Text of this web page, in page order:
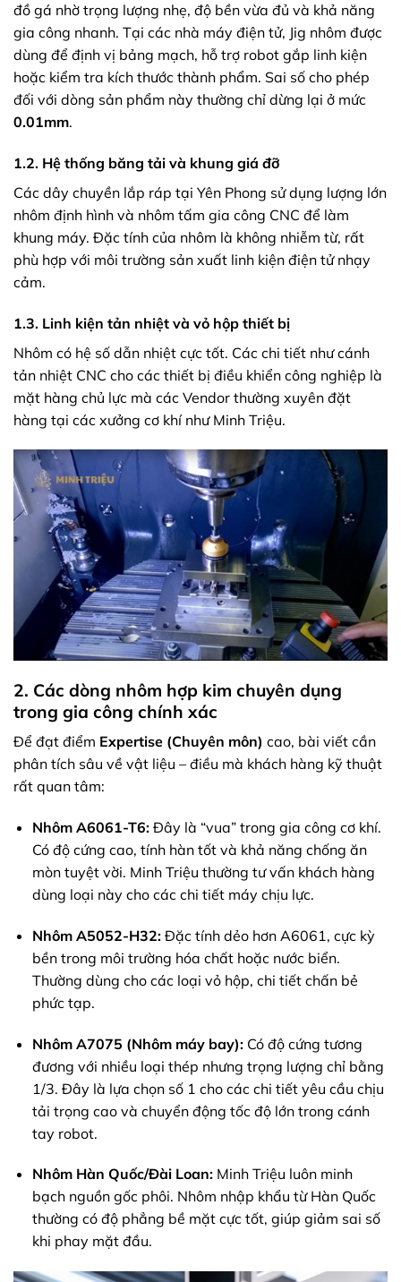
đồ gá nhờ trọng lượng nhẹ, độ bền vừa đủ và khả năng
gia công nhanh. Tại các nhà máy điện tử, Jig nhôm được
dùng để định vị bảng mạch, hỗ trợ robot gắp linh kiện
hoặc kiểm tra kích thước thành phẩm. Sai số cho phép
đối với dòng sản phẩm này thường chỉ dừng lại ở mức
0.01mm.
1.2. Hệ thống băng tải và khung giá đỡ
Các dây chuyền lắp ráp tại Yên Phong sử dụng lượng lớn
nhôm định hình và nhôm tấm gia công CNC để làm
khung máy. Đặc tính của nhôm là không nhiễm từ, rất
phù hợp với môi trường sản xuất linh kiện điện tử nhạy
cảm.
1.3. Linh kiện tản nhiệt và vỏ hộp thiết bị
Nhôm có hệ số dẫn nhiệt cực tốt. Các chi tiết như cánh
tản nhiệt CNC cho các thiết bị điều khiển công nghiệp là
mặt hàng chủ lực mà các Vendor thường xuyên đặt
hàng tại các xưởng cơ khí như Minh Triệu.
2. Các dòng nhôm hợp kim chuyên dụng
trong gia công chính xác
Để đạt điểm Expertise (Chuyên môn) cao, bài viết cần
phân tích sâu về vật liệu – điều mà khách hàng kỹ thuật
rất quan tâm:
Nhôm A6061-T6:Đây là “vua” trong gia công cơ khí.
Có độ cứng cao, tính hàn tốt và khả năng chống ăn
mòn tuyệt vời. Minh Triệu thường tư vấn khách hàng
dùng loại này cho các chi tiết máy chịu lực.
Nhôm A5052-H32:Đặc tính dẻo hơn A6061, cực kỳ
bền trong môi trường hóa chất hoặc nước biển.
Thường dùng cho các loại vỏ hộp, chi tiết chấn bẻ
phức tạp.
Nhôm A7075 (Nhôm máy bay):Có độ cứng tương
đương với nhiều loại thép nhưng trọng lượng chỉ bằng
1/3. Đây là lựa chọn số 1 cho các chi tiết yêu cầu chịu
tải trọng cao và chuyển động tốc độ lớn trong cánh
tay robot.
Nhôm Hàn Quốc/Đài Loan:Minh Triệu luôn minh
bạch nguồn gốc phôi. Nhôm nhập khẩu từ Hàn Quốc
thường có độ phẳng bề mặt cực tốt, giúp giảm sai số
khi phay mặt đầu.